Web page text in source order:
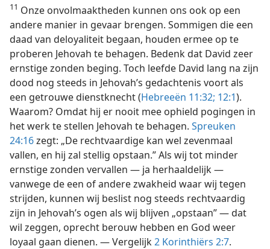
11 Onze onvolmaaktheden kunnen ons ook op een
andere manier in gevaar brengen. Sommigen die een
daad van deloyaliteit begaan, houden ermee op te
proberen Jehovah te behagen. Bedenk dat David zeer
ernstige zonden beging. Toch leefde David lang na zijn
dood nog steeds in Jehovah’s gedachtenis voort als
een getrouwe dienstknecht (Hebreeën 11:32; 12:1).
Waarom? Omdat hij er nooit mee ophield pogingen in
het werk te stellen Jehovah te behagen. Spreuken
24:16zegt: „De rechtvaardige kan wel zevenmaal
vallen, en hij zal stellig opstaan.” Als wij tot minder
ernstige zonden vervallen — ja herhaaldelijk —
vanwege de een of andere zwakheid waar wij tegen
strijden, kunnen wij beslist nog steeds rechtvaardig
zijn in Jehovah’s ogen als wij blijven „opstaan” — dat
wil zeggen, oprecht berouw hebben en God weer
loyaal gaan dienen. — Vergelijk2 Korinthiërs 2:7.